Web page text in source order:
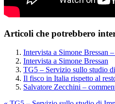
Articoli che potrebbero
Intervista a Simone Bressan
Intervista a Simone Bressan
TG5 – Servizio sullo studio
Il fisco in Italia rispetto al
Salvatore Zecchini –